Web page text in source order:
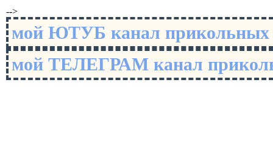
-->
мой ЮТУБ канал
мой ТЕЛЕГРАМ канал